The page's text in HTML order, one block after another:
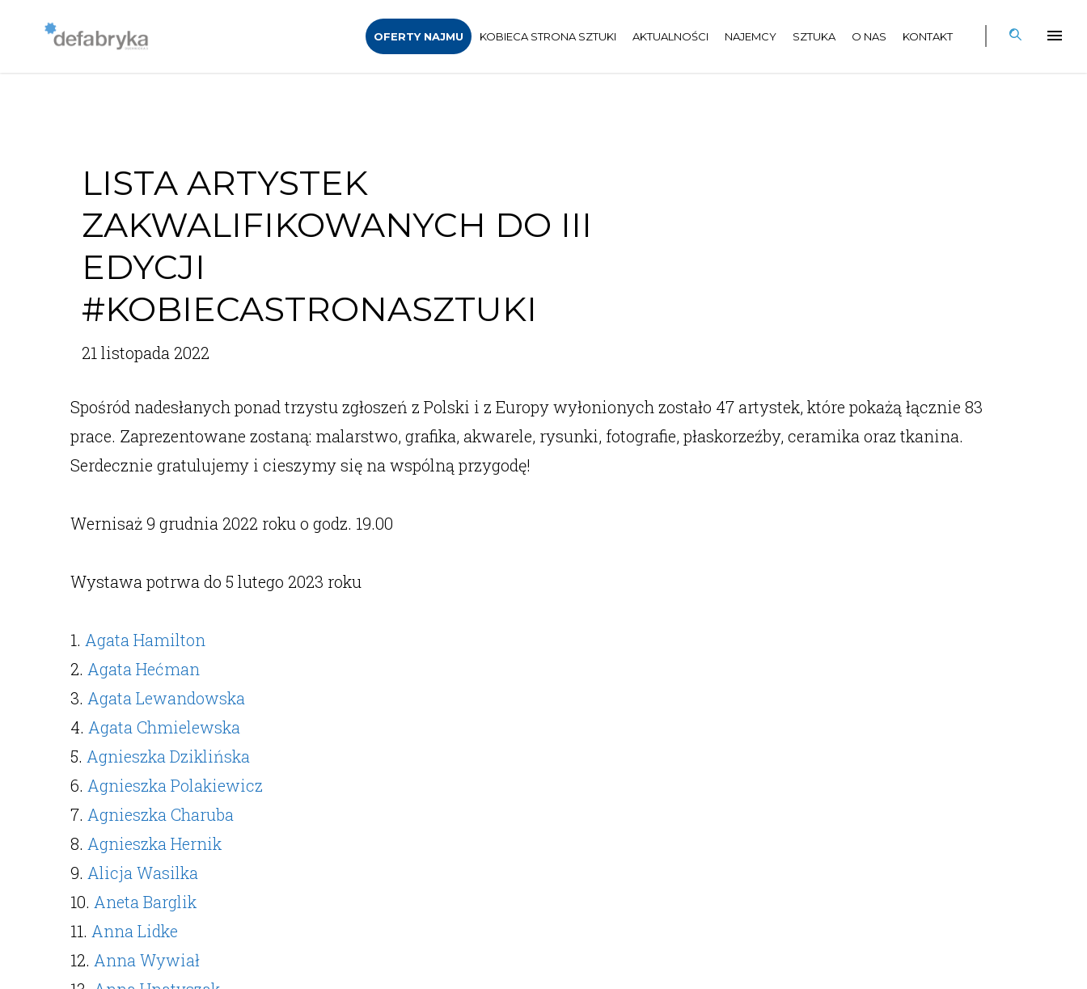
OFERTY NAJMU KOBIECA STRONA SZTUKI AKTUALNOŚCI NAJEMCY SZTUKA O NAS KONTAKT
LISTA ARTYSTEK
ZAKWALIFIKOWANYCH DO III
EDYCJI
#KOBIECASTRONASZTUKI
21 listopada 2022
Spośród nadesłanych ponad trzystu zgłoszeń z Polski i z Europy wyłonionych zostało 47 artystek, które pokażą łącznie 83
prace. Zaprezentowane zostaną: malarstwo, grafika, akwarele, rysunki, fotografie, płaskorzeźby, ceramika oraz tkanina.
Serdecznie gratulujemy i cieszymy się na wspólną przygodę!
Wernisaż 9 grudnia 2022 roku o godz. 19.00
Wystawa potrwa do 5 lutego 2023 roku
1. Agata Hamilton
2. Agata Hećman
3. Agata Lewandowska
4. Agata Chmielewska
5. Agnieszka Dziklińska
6. Agnieszka Polakiewicz
7. Agnieszka Charuba
8. Agnieszka Hernik
9. Alicja Wasilka
10. Aneta Barglik
11. Anna Lidke
12. Anna Wywiał